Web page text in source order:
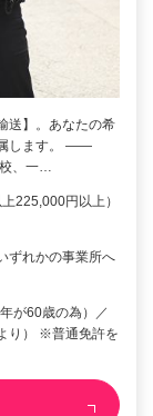
送】。あなたの希
します。 ――
、一…
225,000円以上）
ずれかの事業所へ
が60歳の為）／
り） ※普通免許を